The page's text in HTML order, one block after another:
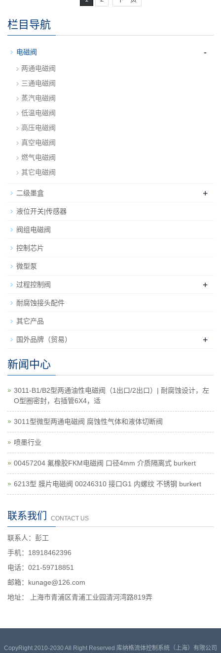
栏目导航
电磁阀 -
两通电磁阀
三通电磁阀
蒸汽电磁阀
低温电磁阀
高压电磁阀
真空电磁阀
燃气电磁阀
其它电磁阀
二级墨盒 +
液位开关|传感器
阀组电磁阀
控制芯片
微型泵
过程控制阀 +
耐腐蚀接头配件
其它产品
国外品牌（贸易） +
新闻中心
3011-B1/B2型两通油性电磁阀（1出口/2出口）| 耐腐蚀设计，左
O型圈密封，右插管6X4，适
3011型微型两通电磁阀 腐蚀性气体和液体切断阀
喷墨行业
00457204 氟橡胶FKM电磁阀 口径4mm 介质隔离式 burkert
6213型 膜片电磁阀 00246310 接口G1 内螺纹 不锈钢 burkert
联系我们 CONTACT US
联系人：彭工
手机：18918462396
电话：021-59718851
邮箱：kunage@126.com
地址： 上海市青浦区青浦工业园清河湾路819弄
CopyRight 2010-2030 All Right Reserved 库纳格流体控制系统（上海）有限公司